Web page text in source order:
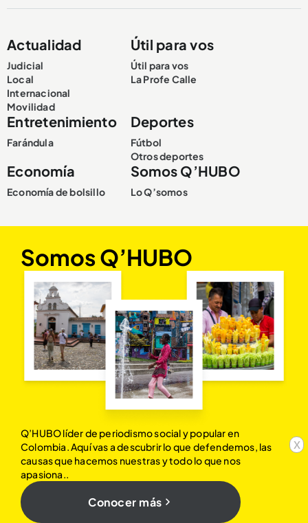
x
Actualidad
Judicial
Local
Internacional
Movilidad
Útil para vos
Útil para vos
La Profe Calle
Entretenimiento
Farándula
Deportes
Fútbol
Otros deportes
Economía
Economía de bolsillo
Somos Q’HUBO
Lo Q’somos
Somos Q’HUBO
Q’HUBO líder de periodismo social y popular en
Colombia. Aquí vas a descubrir lo que defendemos, las
causas que hacemos nuestras y todo lo que nos
apasiona..
Conocer más